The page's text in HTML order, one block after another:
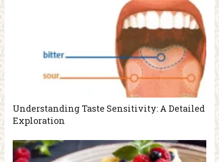
Understanding Taste Sensitivity: A Detailed
Exploration